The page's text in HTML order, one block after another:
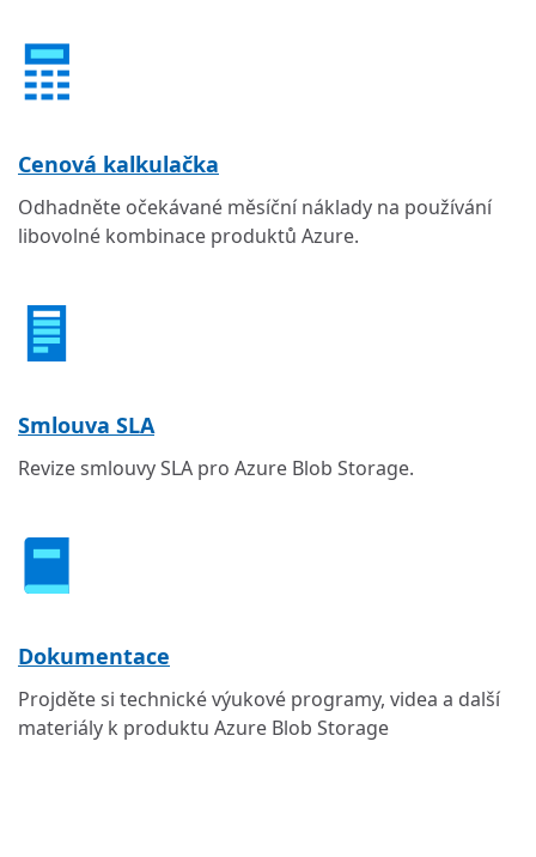
Cenová kalkulačka
Odhadněte očekávané měsíční náklady na používání
libovolné kombinace produktů Azure.
Smlouva SLA
Revize smlouvy SLA pro Azure Blob Storage.
Dokumentace
Projděte si technické výukové programy, videa a další
materiály k produktu Azure Blob Storage